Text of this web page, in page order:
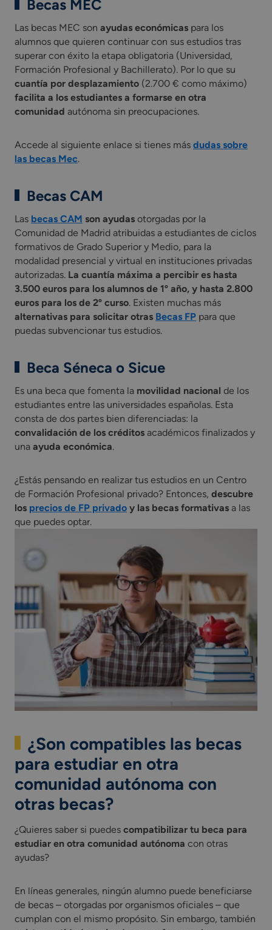
Becas MEC
Las becas MEC son ayudas económicas para los
alumnos que quieren continuar con sus estudios tras
superar con éxito la etapa obligatoria (Universidad,
Formación Profesional y Bachillerato). Por lo que su
cuantía por desplazamiento (2.700 € como máximo)
facilita a los estudiantes a formarse en otra
comunidad autónoma sin preocupaciones.
Accede al siguiente enlace si tienes más dudas sobre
las becas Mec.
Becas CAM
Las becas CAM son ayudas otorgadas por la
Comunidad de Madrid atribuidas a estudiantes de ciclos
formativos de Grado Superior y Medio, para la
modalidad presencial y virtual en instituciones privadas
autorizadas. La cuantía máxima a percibir es hasta
3.500 euros para los alumnos de 1º año, y hasta 2.800
euros para los de 2º curso. Existen muchas más
alternativas para solicitar otras Becas FP para que
puedas subvencionar tus estudios.
Beca Séneca o Sicue
Es una beca que fomenta la movilidad nacional de los
estudiantes entre las universidades españolas. Esta
consta de dos partes bien diferenciadas: la
convalidación de los créditos académicos finalizados y
una ayuda económica.
¿Estás pensando en realizar tus estudios en un Centro
de Formación Profesional privado? Entonces, descubre
los precios de FP privado y las becas formativas a las
que puedes optar.
¿Son compatibles las becas
para estudiar en otra
comunidad autónoma con
otras becas?
¿Quieres saber si puedes compatibilizar tu beca para
estudiar en otra comunidad autónoma con otras
ayudas?
En líneas generales, ningún alumno puede beneficiarse
de becas – otorgadas por organismos oficiales – que
cumplan con el mismo propósito. Sin embargo, también